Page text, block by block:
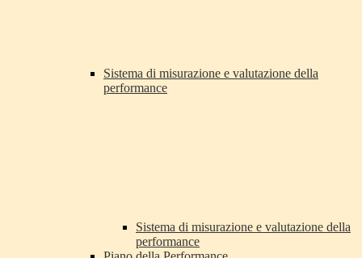
Sistema di misurazione e valutazione della
performance
Sistema di misurazione e valutazione della
performance